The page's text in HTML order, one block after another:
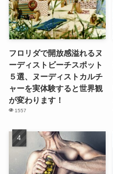
フロリダで開放感溢れるヌ
ーディストビーチスポット
５選、ヌーディストカルチ
ャーを実体験すると世界観
が変わります！
1557